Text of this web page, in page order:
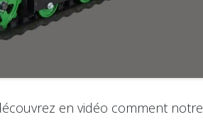
en vidéo comment notre